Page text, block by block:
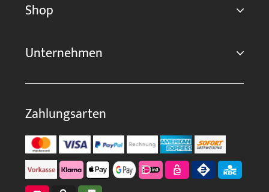
Shop
Unternehmen
Zahlungsarten